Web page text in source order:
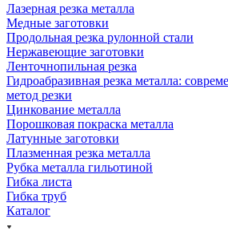
Лазерная резка металла
Медные заготовки
Продольная резка рулонной стали
Нержавеющие заготовки
Ленточнопильная резка
Гидроабразивная резка металла:
метод резки
Цинкование металла
Порошковая покраска металла
Латунные заготовки
Плазменная резка металла
Рубка металла гильотиной
Гибка листа
Гибка труб
Каталог